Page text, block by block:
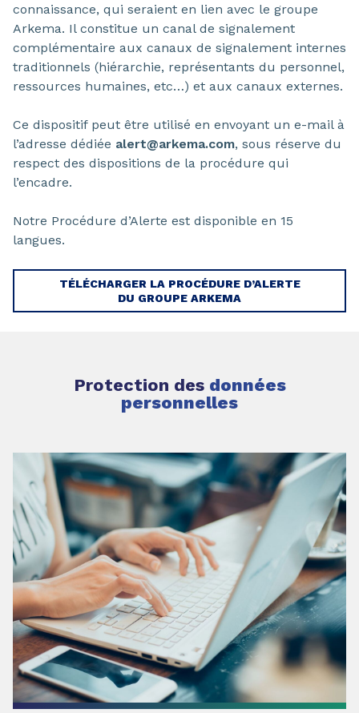
connaissance, qui seraient en lien avec le groupe
Arkema. Il constitue un canal de signalement
complémentaire aux canaux de signalement internes
traditionnels (hiérarchie, représentants du personnel,
ressources humaines, etc…) et aux canaux externes.
Ce dispositif peut être utilisé en envoyant un e-mail à
l’adresse dédiée alert@arkema.com, sous réserve du
respect des dispositions de la procédure qui
l’encadre.
Notre Procédure d’Alerte est disponible en 15
langues.
TÉLÉCHARGER LA PROCÉDURE D’ALERTE
DU GROUPE ARKEMA
Protection des données
personnelles